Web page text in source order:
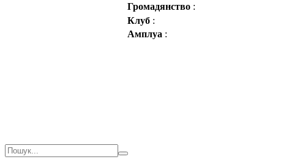
Громадянство :
Клуб :
Амплуа :